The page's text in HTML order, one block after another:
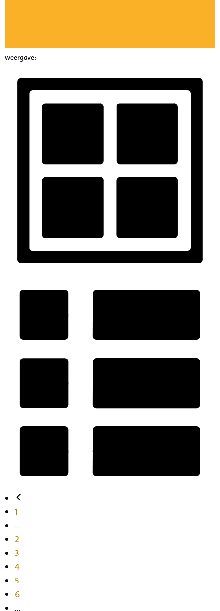
weergave:
1
...
2
3
4
5
6
...